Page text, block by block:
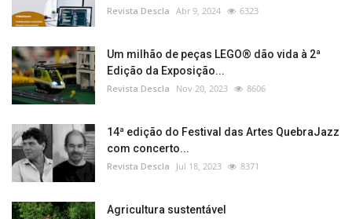
Revista Descla Abr 9, 2024 6323
Um milhão de peças LEGO® dão vida à 2ª
Edição da Exposição...
Revista Descla Nov 20, 2023 8606
14ª edição do Festival das Artes QuebraJazz
com concerto...
Revista Descla Jul 18, 2023 8371
Agricultura sustentável